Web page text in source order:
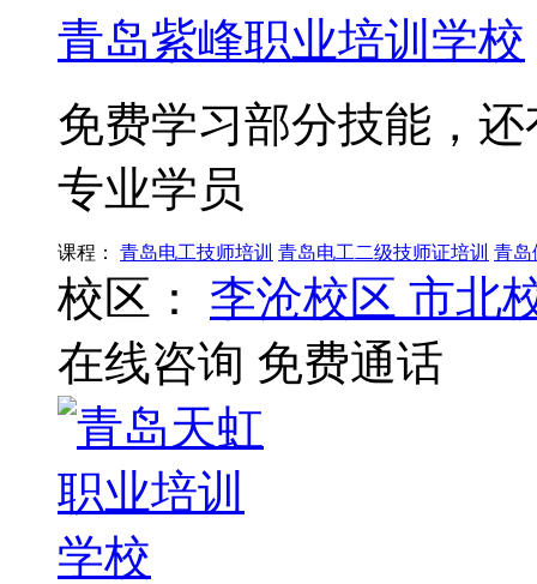
青岛紫峰职业培训学校
免费学习部分技能，
专业学员
课程： 青岛电工技师培训 青岛电工二级技师证培训 青岛
校区： 李沧校区 市北
在线咨询 免费通话